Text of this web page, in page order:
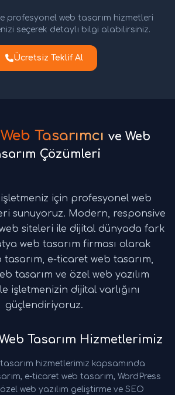
profesyonel web tasarım hizmetleri
seçerek detaylı bilgi alabilirsiniz.
Ücretsiz Teklif Al
Tasarımcı ve Web
Çözümleri
için profesyonel web
sunuyoruz. Modern, responsive
siteleri ile dijital dünyada fark
web tasarım firması olarak
tasarım, e-ticaret web tasarım,
tasarım ve özel web yazılım
işletmenizin dijital varlığını
güçlendiriyoruz.
Tasarım Hizmetlerimiz
hizmetlerimiz kapsamında
e-ticaret web tasarım, WordPress
web yazılım geliştirme ve SEO